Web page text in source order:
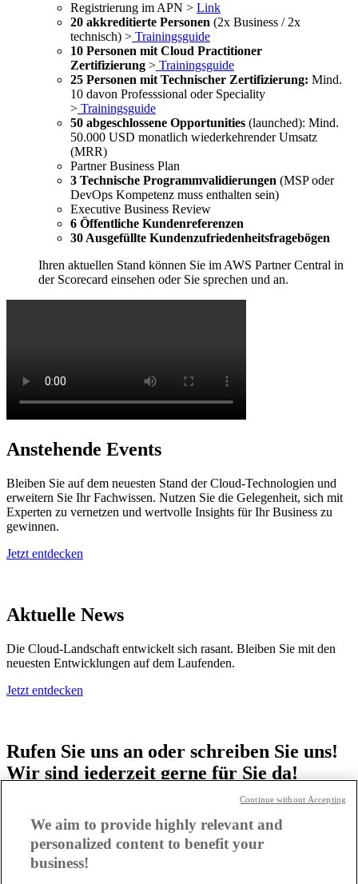
Registrierung im APN > Link
20 akkreditierte Personen (2x Business / 2x
technisch) > Trainingsguide
10 Personen mit Cloud Practitioner
Zertifizierung > Trainingsguide
25 Personen mit Technischer Zertifizierung: Mind.
10 davon Professsional oder Speciality
> Trainingsguide
50 abgeschlossene Opportunities (launched): Mind.
50.000 USD monatlich wiederkehrender Umsatz
(MRR)
Partner Business Plan
3 Technische Programmvalidierungen (MSP oder
DevOps Kompetenz muss enthalten sein)
Executive Business Review
6 Öffentliche Kundenreferenzen
30 Ausgefüllte Kundenzufriedenheitsfragebögen
Ihren aktuellen Stand können Sie im AWS Partner Central in
der Scorecard einsehen oder Sie sprechen und an.
Anstehende Events
Bleiben Sie auf dem neuesten Stand der Cloud-Technologien und
erweitern Sie Ihr Fachwissen. Nutzen Sie die Gelegenheit, sich mit
Experten zu vernetzen und wertvolle Insights für Ihr Business zu
gewinnen.
Jetzt entdecken
Aktuelle News
Die Cloud-Landschaft entwickelt sich rasant. Bleiben Sie mit den
neuesten Entwicklungen auf dem Laufenden.
Jetzt entdecken
Rufen Sie uns an oder schreiben Sie uns!
Wir sind jederzeit gerne für Sie da!
We aim to provide highly relevant and
personalized content to benefit your
business!
Continue without Accepting